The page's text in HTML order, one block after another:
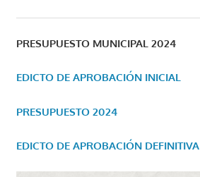
PRESUPUESTO MUNICIPAL 2024
EDICTO DE APROBACIÓN INICIAL
PRESUPUESTO 2024
EDICTO DE APROBACIÓN DEFINITIVA